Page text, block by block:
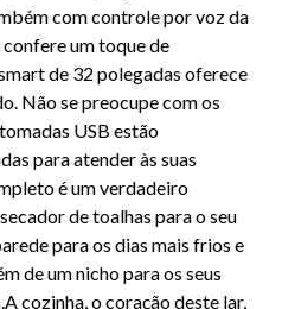
com controle por voz da
um toque de
de 32 polegadas oferece
Não se preocupe com os
USB estão
para atender às suas
é um verdadeiro
de toalhas para o seu
para os dias mais frios e
de um nicho para os seus
cozinha, o coração deste lar,